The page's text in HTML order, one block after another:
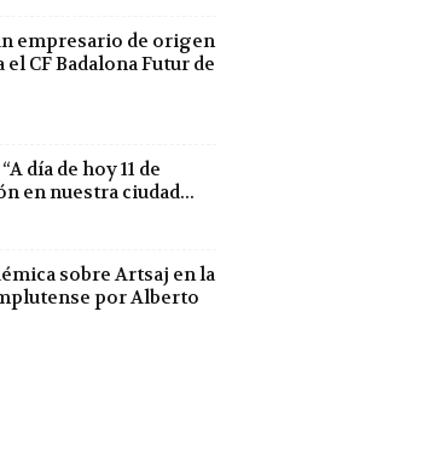
empresario de origen
CF Badalona Futur de
día de hoy 11 de
en nuestra ciudad...
sobre Artsaj en la
por Alberto